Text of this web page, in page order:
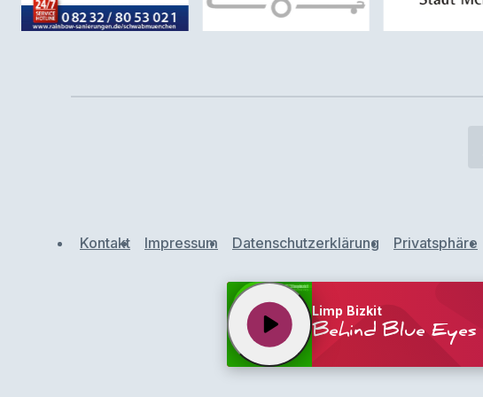
Kontakt Impressum Datenschutzerklärung Privatsphäre
Limp Bizkit
Behind Blue Eyes
play_arrow